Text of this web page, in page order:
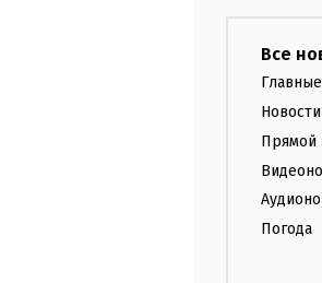
Все
Прямой
Погода